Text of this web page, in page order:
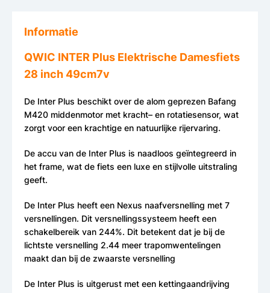
Informatie
QWIC INTER Plus Elektrische Damesfiets
28 inch 49cm7v
De Inter Plus beschikt over de alom geprezen Bafang
M420 middenmotor met kracht– en rotatiesensor, wat
zorgt voor een krachtige en natuurlijke rijervaring.
De accu van de Inter Plus is naadloos geïntegreerd in
het frame, wat de fiets een luxe en stijlvolle uitstraling
geeft.
De Inter Plus heeft een Nexus naafversnelling met 7
versnellingen. Dit versnellingssysteem heeft een
schakelbereik van 244%. Dit betekent dat je bij de
lichtste versnelling 2.44 meer trapomwentelingen
maakt dan bij de zwaarste versnelling
De Inter Plus is uitgerust met een kettingaandrijving